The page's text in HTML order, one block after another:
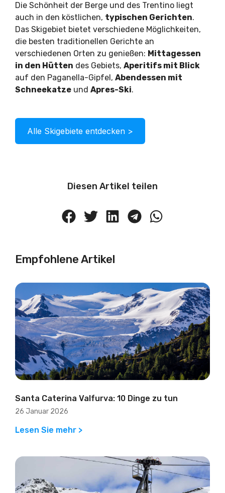
Die Schönheit der Berge und des Trentino liegt
auch in den köstlichen, typischen Gerichten.
Das Skigebiet bietet verschiedene Möglichkeiten,
die besten traditionellen Gerichte an
verschiedenen Orten zu genießen: Mittagessen
in den Hütten des Gebiets, Aperitifs mit Blick
auf den Paganella-Gipfel, Abendessen mit
Schneekatze und Apres-Ski.
Alle Skigebiete entdecken >
Diesen Artikel teilen
Empfohlene Artikel
Santa Caterina Valfurva: 10 Dinge zu tun
26 Januar 2026
Lesen Sie mehr >